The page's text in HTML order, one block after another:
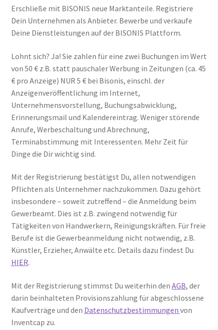
Erschließe mit BISONIS neue Marktanteile. Registriere
Dein Unternehmen als Anbieter. Bewerbe und verkaufe
Deine Dienstleistungen auf der BISONIS Plattform.
Lohnt sich? Ja! Sie zahlen für eine zwei Buchungen im Wert
von 50 € z.B. statt pauschaler Werbung in Zeitungen (ca. 45
€ pro Anzeige) NUR 5 € bei Bisonis, einschl. der
Anzeigenveröffentlichung im Internet,
Unternehmensvorstellung, Buchungsabwicklung,
Erinnerungsmail und Kalendereintrag. Weniger störende
Anrufe, Werbeschaltung und Abrechnung,
Terminabstimmung mit Interessenten. Mehr Zeit für
Dinge die Dir wichtig sind.
Mit der Registrierung bestätigst Du, allen notwendigen
Pflichten als Unternehmer nachzukommen. Dazu gehört
insbesondere – soweit zutreffend – die Anmeldung beim
Gewerbeamt. Dies ist z.B. zwingend notwendig für
Tätigkeiten von Handwerkern, Reinigungskräften. Für freie
Berufe ist die Gewerbeanmeldung nicht notwendig, z.B.
Künstler, Erzieher, Anwälte etc. Details dazu findest Du
HIER.
Mit der Registrierung stimmst Du weiterhin den AGB, der
darin beinhalteten Provisionszahlung für abgeschlossene
Kaufverträge und den Datenschutzbestimmungen von
Inventcap zu.